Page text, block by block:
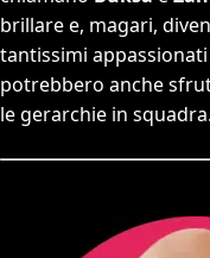
brillare e, magari,
tantissimi appassionati
potrebbero anche
le gerarchie in squadra.